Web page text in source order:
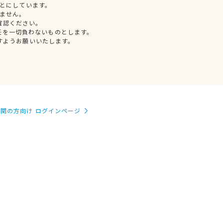
しています。
せん。
ください。
一切負わないものとします。
うお願いいたします。
の方向け ログインページ